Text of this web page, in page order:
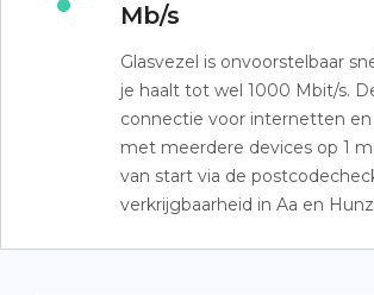
Mb/s
Glasvezel is onvoorstelbaar
je haalt tot wel 1000 Mbit/s.
connectie voor internetten
met meerdere devices op 1
van start via de
verkrijgbaarheid in Aa en